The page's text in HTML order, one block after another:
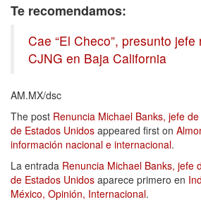
Te recomendamos:
Cae “El Checo”, presunto jefe
CJNG en Baja California
AM.MX/dsc
The post Renuncia Michael Banks, jefe
de Estados Unidos appeared first on
información nacional e internacional.
La entrada Renuncia Michael Banks, jefe
de Estados Unidos aparece primero en
México, Opinión, Internacional.